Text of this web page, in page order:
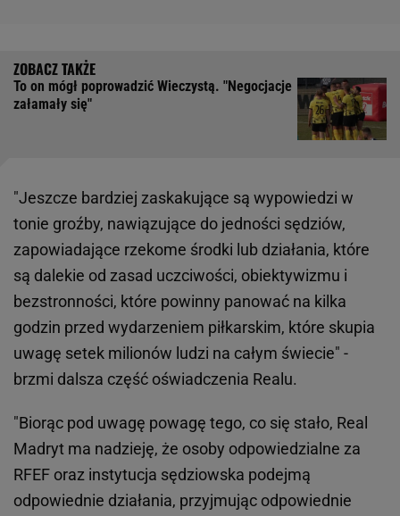
To on mógł poprowadzić Wieczystą. "Negocjacje
załamały się"
"Jeszcze bardziej zaskakujące są wypowiedzi w
tonie groźby, nawiązujące do jedności sędziów,
zapowiadające rzekome środki lub działania, które
są dalekie od zasad uczciwości, obiektywizmu i
bezstronności, które powinny panować na kilka
godzin przed wydarzeniem piłkarskim, które skupia
uwagę setek milionów ludzi na całym świecie" -
brzmi dalsza część oświadczenia Realu.
"Biorąc pod uwagę powagę tego, co się stało, Real
Madryt ma nadzieję, że osoby odpowiedzialne za
RFEF oraz instytucja sędziowska podejmą
odpowiednie działania, przyjmując odpowiednie